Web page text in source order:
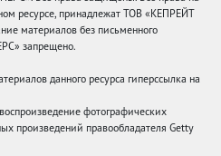
ресурсе, принадлежат ТОВ «КЕПРЕЙТ
материалов без письменного
запрещено.
данного ресурса гиперссылка на
фотографических
произведений правообладателя Getty